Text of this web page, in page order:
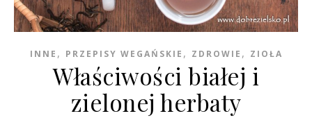
INNE , PRZEPISY WEGAŃSKIE , ZDROWIE , ZIOŁA
Właściwości białej i
zielonej herbaty